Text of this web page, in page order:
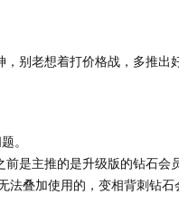
别老想着打价格战，多推出
。
是主推的是升级版的钻石会
叠加使用的，变相背刺钻石